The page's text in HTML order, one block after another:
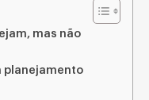
mas não
planejamento